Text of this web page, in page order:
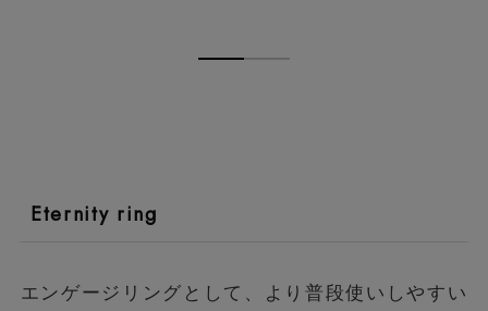
Eternity ring
エンゲージリングとして、より普段使いしやすい